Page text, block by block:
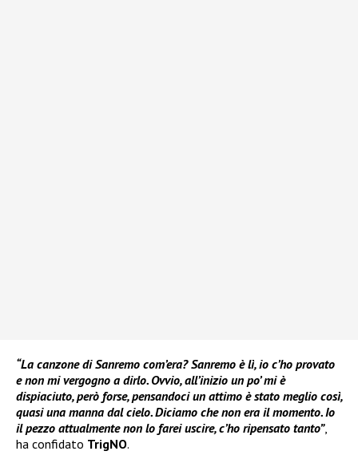
“La canzone di Sanremo com’era? Sanremo è lì, io c’ho provato
e non mi vergogno a dirlo. Ovvio, all’inizio un po’ mi è
dispiaciuto, però forse, pensandoci un attimo è stato meglio così,
quasi una manna dal cielo. Diciamo che non era il momento. Io
il pezzo attualmente non lo farei uscire, c’ho ripensato tanto”,
ha confidato TrigNO.